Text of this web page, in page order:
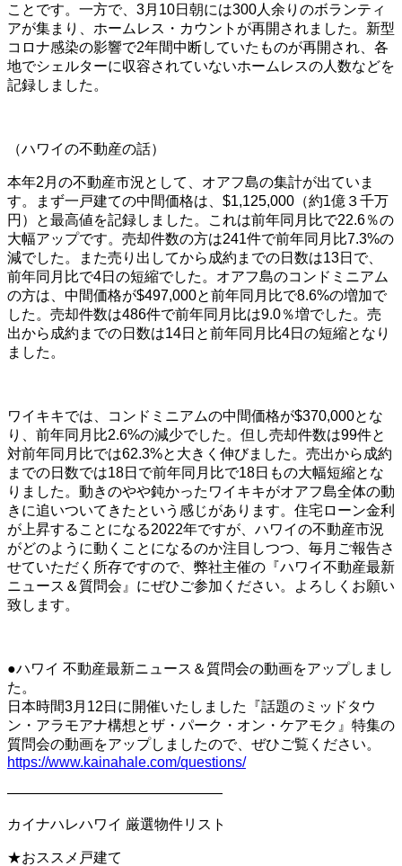
ことです。一方で、3月10日朝には300人余りのボランティ
アが集まり、ホームレス・カウントが再開されました。新型
コロナ感染の影響で2年間中断していたものが再開され、各
地でシェルターに収容されていないホームレスの人数などを
記録しました。
（ハワイの不動産の話）
本年2月の不動産市況として、オアフ島の集計が出ていま
す。まず一戸建ての中間価格は、$1,125,000（約1億３千万
円）と最高値を記録しました。これは前年同月比で22.6％の
大幅アップです。売却件数の方は241件で前年同月比7.3%の
減でした。また売り出してから成約までの日数は13日で、
前年同月比で4日の短縮でした。オアフ島のコンドミニアム
の方は、中間価格が$497,000と前年同月比で8.6%の増加で
した。売却件数は486件で前年同月比は9.0％増でした。売
出から成約までの日数は14日と前年同月比4日の短縮となり
ました。
ワイキキでは、コンドミニアムの中間価格が$370,000とな
り、前年同月比2.6%の減少でした。但し売却件数は99件と
対前年同月比では62.3%と大きく伸びました。売出から成約
までの日数では18日で前年同月比で18日もの大幅短縮とな
りました。動きのやや鈍かったワイキキがオアフ島全体の動
きに追いついてきたという感じがあります。住宅ローン金利
が上昇することになる2022年ですが、ハワイの不動産市況
がどのように動くことになるのか注目しつつ、毎月ご報告さ
せていただく所存ですので、弊社主催の『ハワイ不動産最新
ニュース＆質問会』にぜひご参加ください。よろしくお願い
致します。
●ハワイ 不動産最新ニュース＆質問会の動画をアップしまし
た。
日本時間3月12日に開催いたしました『話題のミッドタウ
ン・アラモアナ構想とザ・パーク・オン・ケアモク』特集の
質問会の動画をアップしましたので、ぜひご覧ください。
https://www.kainahale.com/questions/
———————————————
カイナハレハワイ 厳選物件リスト
★おススメ戸建て